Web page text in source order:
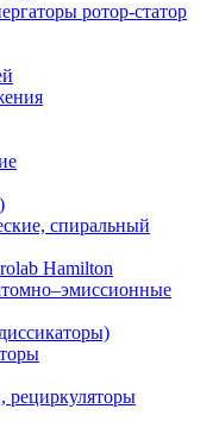
ротор-статор
спиральный
Hamilton
рециркуляторы